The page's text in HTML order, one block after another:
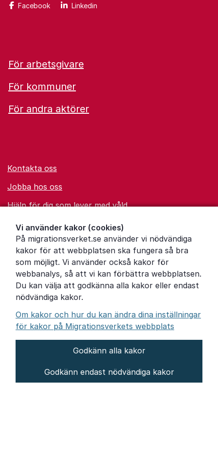
Vi använder kakor (cookies)
På migrationsverket.se använder vi nödvändiga
kakor för att webbplatsen ska fungera så bra
som möjligt. Vi använder också kakor för
webbanalys, så att vi kan förbättra webbplatsen.
Du kan välja att godkänna alla kakor eller endast
nödvändiga kakor.
Om kakor och hur du kan ändra dina inställningar
för kakor på Migrationsverkets webbplats
Godkänn alla kakor
Godkänn endast nödvändiga kakor
Facebook Linkedin
För arbetsgivare
För kommuner
För andra aktörer
Kontakta oss
Jobba hos oss
Hjälp för dig som lever med våld
Ordförklaringar
Om Migrationsverket
Pressrum
Tillgänglighetsredogörelse
Other languages
Behandling av personuppgifter